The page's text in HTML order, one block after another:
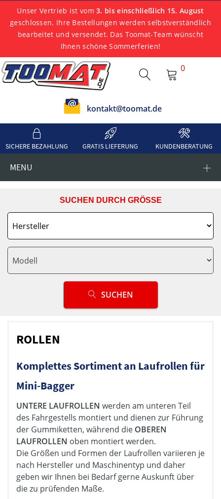
Unser Vertrieb ist vom3. bis einschließlich 15. August
geschlossen. Ihre Bestellungen werden selbstverständlich
bearbeitet und versendet. Das Toomat-Team wünscht
Ihnen schöne Sommerferien!
kontakt@toomat.de
0
SICHERE BEZAHLUNG GRATIS LIEFERUNG KUNDENBERATUNG
MENU
SUCHEN DURCH GRÖSSE
SUCHEN
ROLLEN
Komplettes Sortiment an Laufrollen für
Mini-Bagger
UNTERE LAUFROLLEN werden am unteren Teil
des Fahrgestells montiert und dienen zur Führung
der Gummiketten, während die OBEREN
LAUFROLLEN oben montiert werden.
Die Größen und Formen der Laufrollen variieren je
nach Hersteller und Maschinentyp und daher
geben wir Ihnen bei Bedarf gerne Auskunft über
die zu prüfenden Maße.